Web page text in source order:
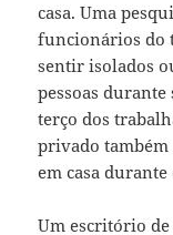
casa. Uma
funcionários do
sentir isolados
pessoas durante
terço dos
privado
em casa
Um escritório